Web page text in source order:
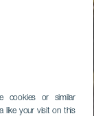
cookies or similar
like your visit on this